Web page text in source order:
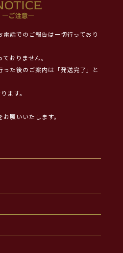
電話でのご報告は一切行っており
おりません。
った後のご案内は「発送完了」と
ます。
願いいたします。